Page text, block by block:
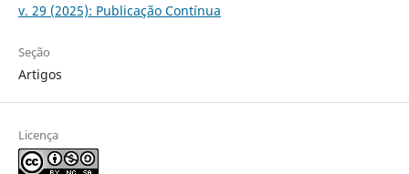
v. 29 (2025): Publicação Contínua
Seção
Artigos
Licença